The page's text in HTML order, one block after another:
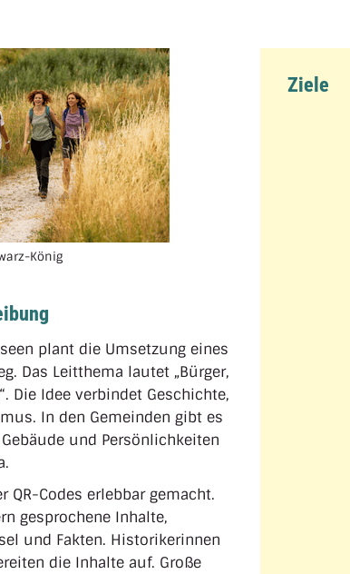
König
plant die Umsetzung eines
Das Leitthema lautet „Bürger,
Die Idee verbindet Geschichte,
In den Gemeinden gibt es
und Persönlichkeiten
QR-Codes erlebbar gemacht.
gesprochene Inhalte,
und Fakten. Historikerinnen
die Inhalte auf. Große
Ziele